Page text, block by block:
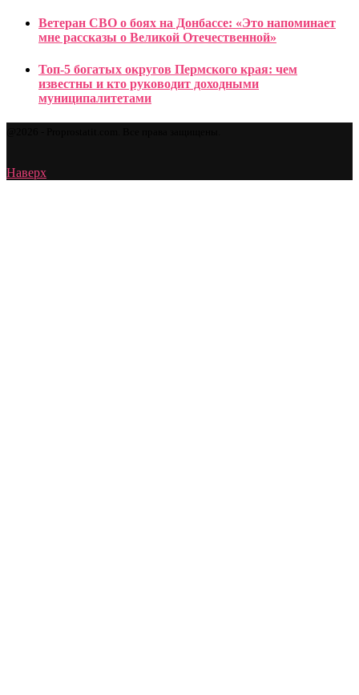
Ветеран СВО о боях на Донбассе: «Это напоминает
мне рассказы о Великой Отечественной»
Топ-5 богатых округов Пермского края: чем
известны и кто руководит доходными
муниципалитетами
Наверх